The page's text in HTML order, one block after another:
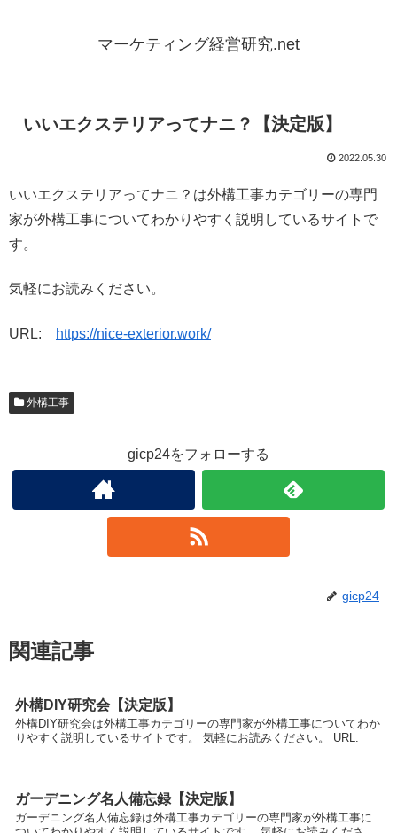
マーケティング経営研究.net
いいエクステリアってナニ？【決定版】
2022.05.30
いいエクステリアってナニ？は外構工事カテゴリーの専門
家が外構工事についてわかりやすく説明しているサイトで
す。
気軽にお読みください。
URL: https://nice-exterior.work/
外構工事
gicp24をフォローする
gicp24
関連記事
外構DIY研究会【決定版】
外構DIY研究会は外構工事カテゴリーの専門家が外構工事についてわか
りやすく説明しているサイトです。 気軽にお読みください。 URL:
ガーデニング名人備忘録【決定版】
ガーデニング名人備忘録は外構工事カテゴリーの専門家が外構工事に